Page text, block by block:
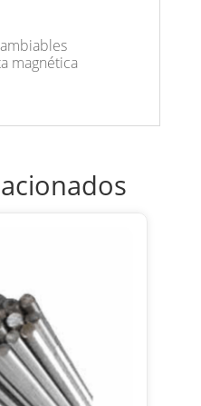
magnética